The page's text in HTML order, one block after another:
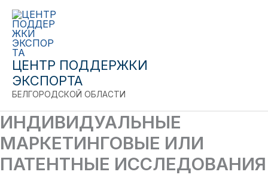
Перейти
содержимому
ЦЕНТР ПОДДЕРЖКИ
ЭКСПОРТА
БЕЛГОРОДСКОЙ ОБЛАСТИ
ИНДИВИДУАЛЬНЫЕ
МАРКЕТИНГОВЫЕ ИЛИ
ПАТЕНТНЫЕ ИССЛЕДОВАНИЯ